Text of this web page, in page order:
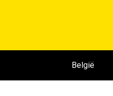
België